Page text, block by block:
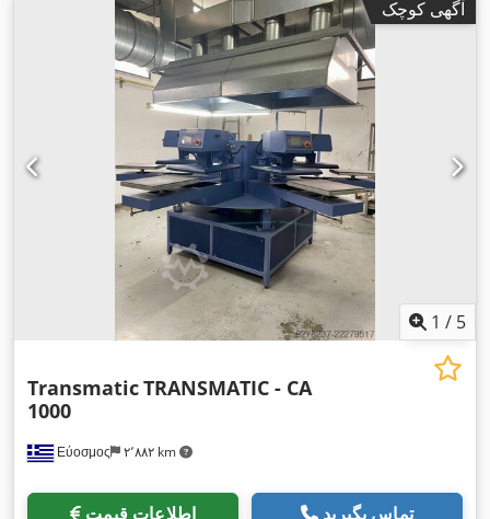
آگهی کوچک
1 / 5
Εύοσμος ۲٬۸۸۲ km
TransmaticTRANSMATIC - CA
1000
اطلاعات قیمت تماس بگیرید